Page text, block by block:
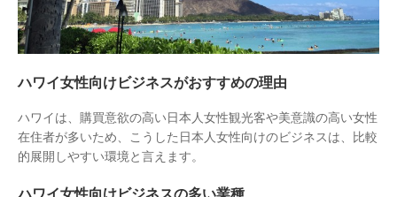
ハワイ女性向けビジネスがおすすめの理由
ハワイは、購買意欲の高い日本人女性観光客や美意識の高い女性
在住者が多いため、こうした日本人女性向けのビジネスは、比較
的展開しやすい環境と言えます。
ハワイ女性向けビジネスの多い業種